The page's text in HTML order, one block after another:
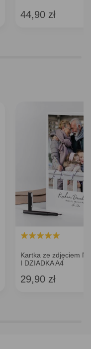
44,90 zł
Kartka ze zdjęciem
I DZIADKA A4
29,90 zł